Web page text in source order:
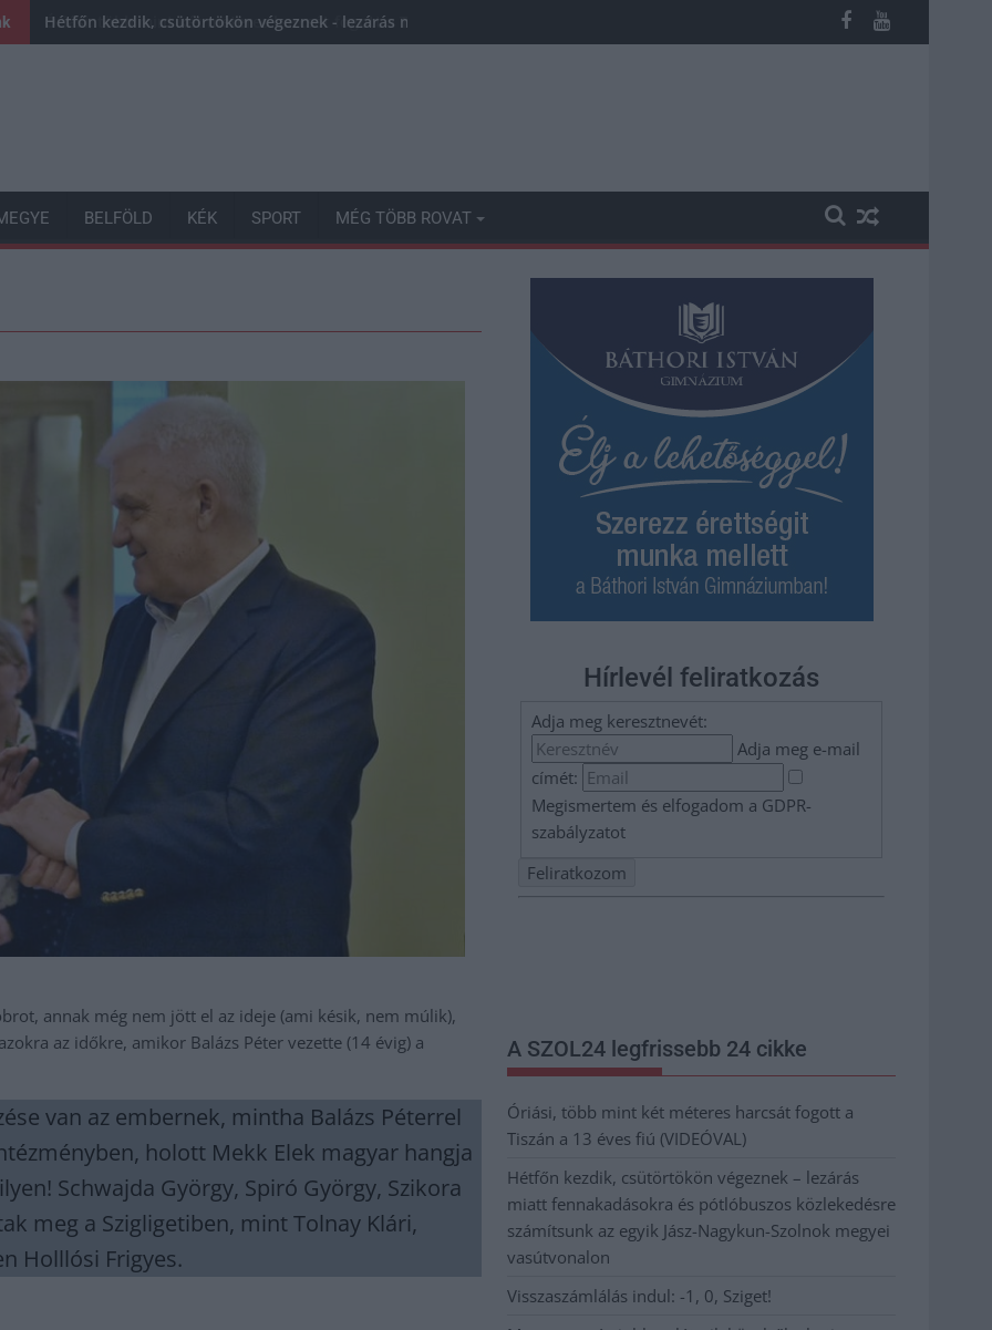
Hétfőn kezdik, csütörtökön végeznek - lezárás miatt fennakadásokra és pótlóbuszos közlekedésre számítsunk az egyik
BELFÖLD KÉK SPORT MÉG TÖBB ROVAT
annak még nem jött el az ideje (ami késik, nem múlik),
az időkre, amikor Balázs Péter vezette (14 évig) a
van az embernek, mintha Balázs Péterrel
holott Mekk Elek magyar hangja
Schwajda György, Spiró György, Szikora
meg a Szigligetiben, mint Tolnay Klári,
Holllósi Frigyes.
Hírlevél feliratkozás
Adja meg keresztnevét:
Adja meg e-mail
címét:
Megismertem és elfogadom a GDPR-
szabályzatot
A SZOL24 legfrissebb 24 cikke
Óriási, több mint két méteres harcsát fogott a
Tiszán a 13 éves fiú (VIDEÓVAL)
Hétfőn kezdik, csütörtökön végeznek – lezárás
miatt fennakadásokra és pótlóbuszos közlekedésre
számítsunk az egyik Jász-Nagykun-Szolnok megyei
vasútvonalon
Visszaszámlálás indul: -1, 0, Sziget!